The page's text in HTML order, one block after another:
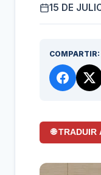
15 DE
COMPARTIR:
🌐